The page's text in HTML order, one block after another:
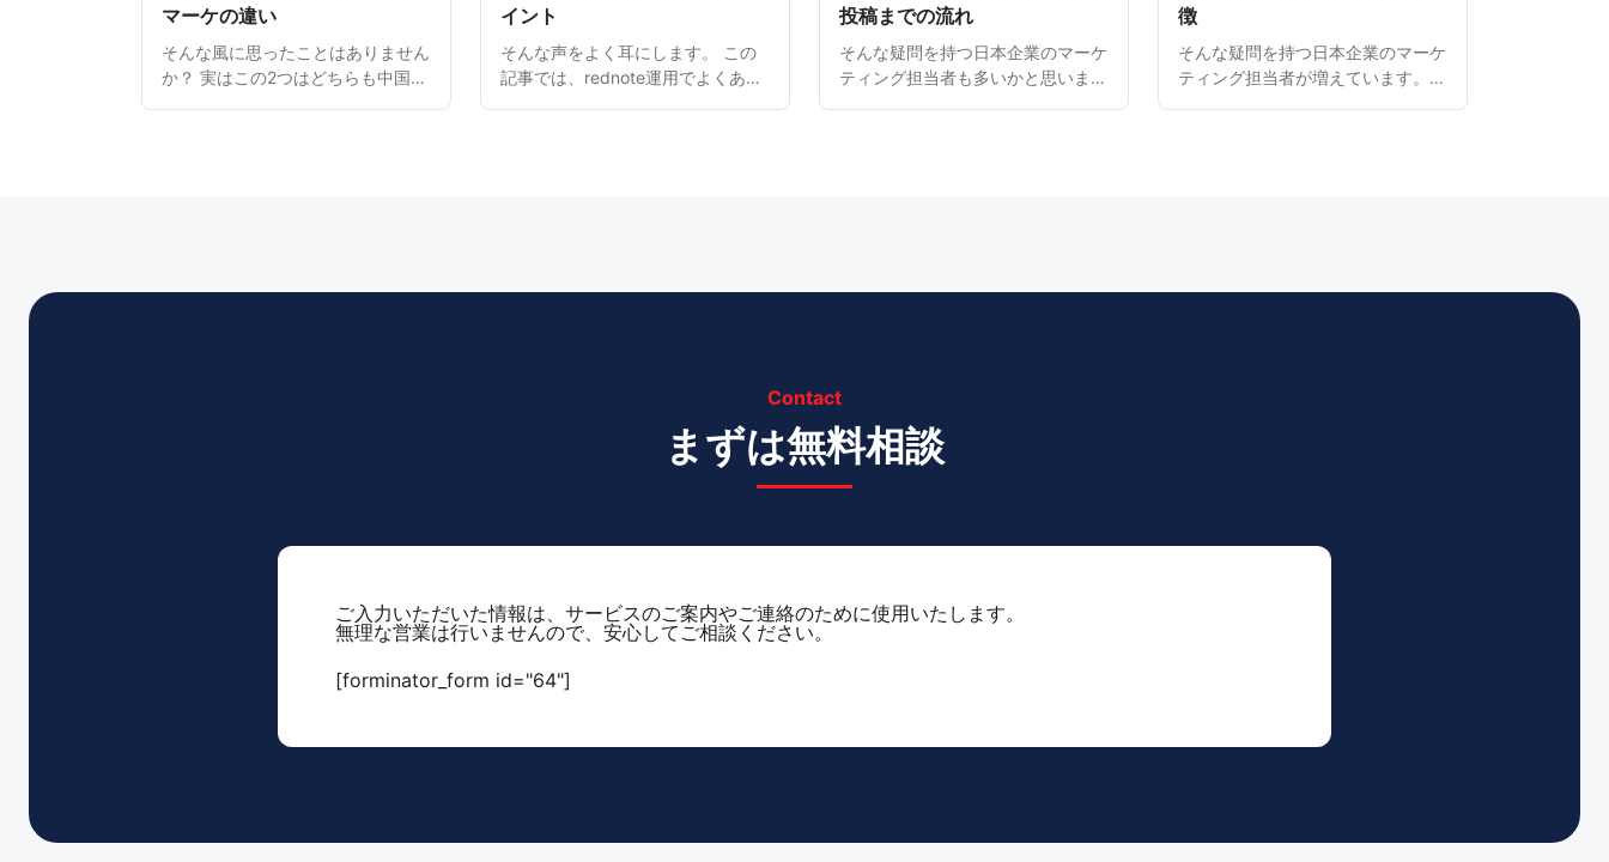
マーケの違い
そんな風に思ったことはありません
か？ 実はこの2つはどちらも中国マ
イント
そんな声をよく耳にします。 この
記事では、rednote運用でよくある
投稿までの流れ
そんな疑問を持つ日本企業のマーケ
ティング担当者も多いかと思いま
徴
そんな疑問を持つ日本企業のマーケ
ティング担当者が増えています。
Contact
まずは無料相談
ご入力いただいた情報は、サービスのご案内やご連絡のために使用いたします。
無理な営業は行いませんので、安心してご相談ください。
[forminator_form id="64"]